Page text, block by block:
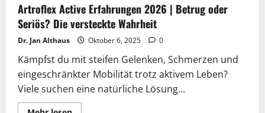
Artroflex Active Erfahrungen 2026 | Betrug oder
Seriös? Die versteckte Wahrheit
Dr. Jan Althaus Oktober 6, 2025 0
Kämpfst du mit steifen Gelenken, Schmerzen und
eingeschränkter Mobilität trotz aktivem Leben?
Viele suchen eine natürliche Lösung...